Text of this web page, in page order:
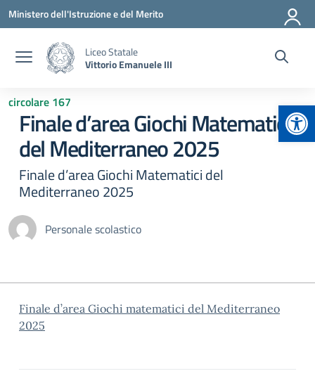
Vai ai contenuti
Vai al menu di navigazione
Vai al footer
Ministero dell'Istruzione e del Merito
Liceo Statale
Vittorio Emanuele III
circolare 167
Finale d’area Giochi Matematici
del Mediterraneo 2025
Finale d’area Giochi Matematici del
Mediterraneo 2025
Personale scolastico
Finale d’area Giochi matematici del Mediterraneo
2025